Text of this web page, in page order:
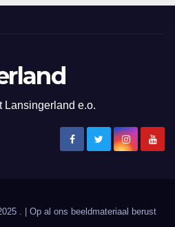
Lansingerland e.o.
. | Op al ons beeldmateriaal berust